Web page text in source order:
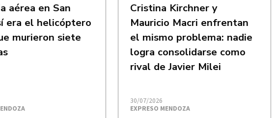
aérea en San
era el helicóptero
murieron siete
Cristina Kirchner y
Mauricio Macri enfrentan
el mismo problema: nadie
logra consolidarse como
rival de Javier Milei
EXPRESO MENDOZA
30/07/2026